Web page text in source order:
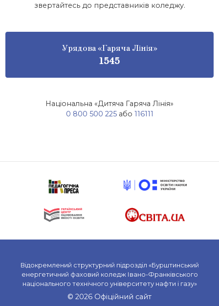
звертайтесь до представників коледжу.
Урядова «Гаряча Лінія»
1545
Національна «Дитяча Гаряча Лінія»
0 800 500 225або 116111
Відокремлений структурний підрозділ «Бурштинський
енергетичний фаховий коледж Івано-Франківського
національного технічного університету нафти і газу»
© 2026 Офіційний сайт